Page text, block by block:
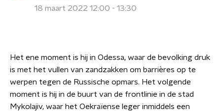
18 maart 2022 12:00 - 13:30
Het ene moment is hij in Odessa, waar de bevolking druk
is met het vullen van zandzakken om barrières op te
werpen tegen de Russische opmars. Het volgende
moment is hij in de buurt van de frontlinie in de stad
Mykolajiv, waar het Oekraïense leger inmiddels een